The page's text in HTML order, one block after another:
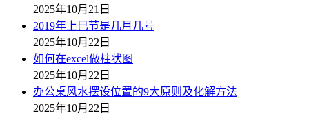
2025年10月21日
2019年上巳节是几月几号
2025年10月22日
如何在excel做柱状图
2025年10月22日
办公桌风水摆设位置的9大原则及化解方法
2025年10月22日